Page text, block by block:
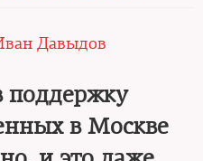
Давыдов
поддержку
в Москве